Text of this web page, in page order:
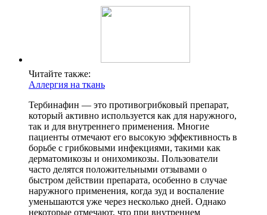
Читайте также:
Аллергия на ткань
Тербинафин — это противогрибковый препарат,
который активно используется как для наружного,
так и для внутреннего применения. Многие
пациенты отмечают его высокую эффективность в
борьбе с грибковыми инфекциями, такими как
дерматомикозы и онихомикозы. Пользователи
часто делятся положительными отзывами о
быстром действии препарата, особенно в случае
наружного применения, когда зуд и воспаление
уменьшаются уже через несколько дней. Однако
некоторые отмечают, что при внутреннем